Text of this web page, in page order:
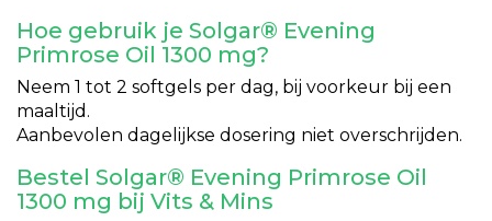
Hoe gebruik je Solgar® Evening
Primrose Oil 1300 mg?
Neem 1 tot 2 softgels per dag, bij voorkeur bij een
maaltijd.
Aanbevolen dagelijkse dosering niet overschrijden.
Bestel Solgar® Evening Primrose Oil
1300 mg bij Vits & Mins